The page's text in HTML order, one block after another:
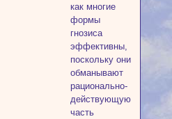
как многие
формы
гнозиса
эффективны,
поскольку они
обманывают
рационально-
действующую
часть